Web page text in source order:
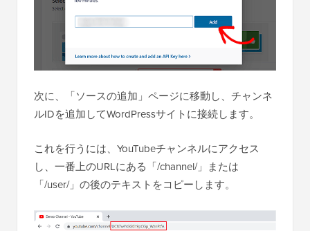
次に、「ソースの追加」ページに移動し、チャンネ
ルIDを追加してWordPressサイトに接続します。
これを行うには、YouTubeチャンネルにアクセス
し、一番上のURLにある「/channel/」または
「/user/」の後のテキストをコピーします。